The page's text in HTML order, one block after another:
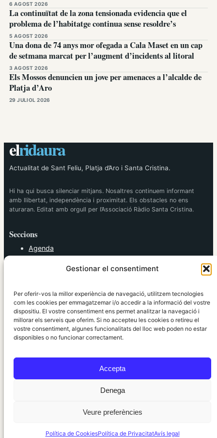
Gestionar el consentiment
Per oferir-vos la millor experiència de navegació, utilitzem tecnologies
com les cookies per emmagatzemar i/o accedir a la informació del vostre
dispositiu. El vostre consentiment ens permet analitzar la navegació i
millorar els serveis que oferim. Si no accepteu les cookies o retireu el
vostre consentiment, algunes funcionalitats del lloc web poden no estar
disponibles o no funcionar correctament.
Accepta
Denega
Veure preferències
Política de CookiesPolítica de PrivacitatAvís legal
6 AGOST 2026
La continuïtat de la zona tensionada evidencia que el
problema de l’habitatge continua sense resoldre’s
5 AGOST 2026
Una dona de 74 anys mor ofegada a Cala Maset en un cap
de setmana marcat per l’augment d’incidents al litoral
3 AGOST 2026
Els Mossos denuncien un jove per amenaces a l’alcalde de
Platja d’Aro
29 JULIOL 2026
elridaura
Actualitat de Sant Feliu, Platja d’Aro i Santa Cristina.
Hi ha qui busca silenciar mitjans. Nosaltres continuem informant
amb llibertat, independència i proximitat. Els obstacles no ens
aturaran. Editat amb orgull per l’Associació Ràdio Santa Cristina.
Seccions
Agenda
Política
Societat
Tendències
elRidaura.com